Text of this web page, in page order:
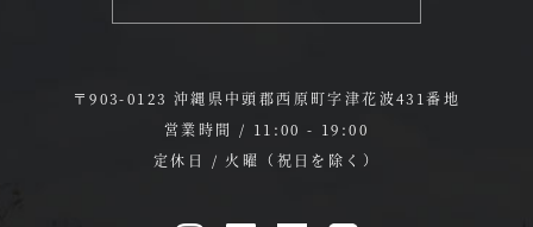
〒903-0123 沖縄県中頭郡西原町字津花波431番地
営業時間 / 11:00 - 19:00
定休日 / 火曜（祝日を除く）